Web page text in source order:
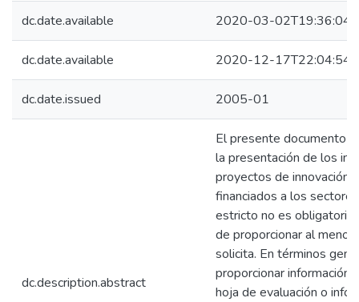
dc.date.available 2020-03-02T19:36:04Z
dc.date.available 2020-12-17T22:04:54Z
dc.date.issued 2005-01
dc.description.abstract
El presente documento
la presentación de los
proyectos de innovación
financiados a los
estricto no es
de proporcionar al
solicita. En términos
proporcionar información
hoja de evaluación o